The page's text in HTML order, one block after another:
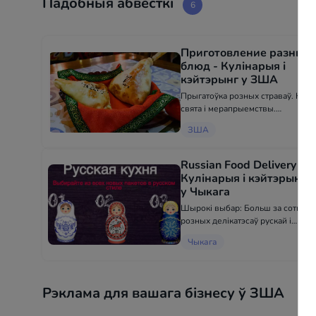
6
Приготовление разных
блюд - Кулінарыя і
кэйтэрынг у ЗША
Прыгатоўка розных страваў. На
свята і мерапрыемствы.
Прыгатоўка страваў на дарозу
ЗША
Russian Food Delivery -
Кулінарыя і кэйтэрынг
у Чыкага
Шырокі выбар: Больш за сотню
розных делікатэсаў рускай і
Вялікі пакрыццё: Мы асушчаем
свежа...
Чыкага
Рэклама для вашага бізнесу ў ЗША